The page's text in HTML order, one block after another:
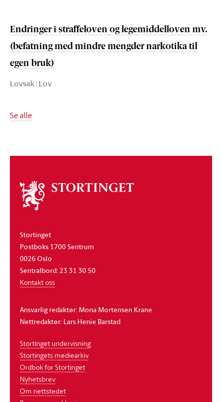
Endringer i straffeloven og legemiddelloven mv.
(befatning med mindre mengder narkotika til
egen bruk)
Lovsak | Lov
Se alle
Om
stortinget
Stortinget
Postboks 1700 Sentrum
0026 Oslo
Sentralbord: 23 31 30 50
Kontakt oss
Ansvarlig redaktør: Mona Mortensen Krane
Nettredaktør: Lars Henie Barstad
Stortinget undervisning
Stortingets mediearkiv
Ordbok for Stortinget
Nyhetsbrev
Om nettstedet